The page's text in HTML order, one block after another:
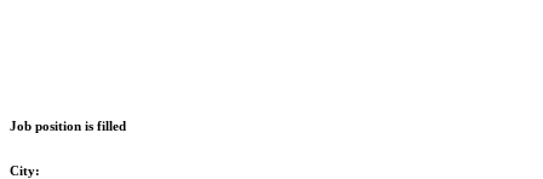
Job position is filled
City: